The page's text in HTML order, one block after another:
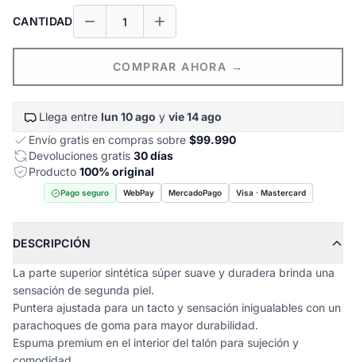
CANTIDAD
COMPRAR AHORA →
Llega entre lun 10 ago y vie 14 ago
Envío gratis en compras sobre $99.990
Devoluciones gratis 30 días
Producto 100% original
Pago seguro WebPay MercadoPago Visa · Mastercard
DESCRIPCIÓN
La parte superior sintética súper suave y duradera brinda una
sensación de segunda piel.
Puntera ajustada para un tacto y sensación inigualables con un
parachoques de goma para mayor durabilidad.
Espuma premium en el interior del talón para sujeción y